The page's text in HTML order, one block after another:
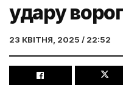
удару
23 КВІТНЯ, 2025 / 22:52